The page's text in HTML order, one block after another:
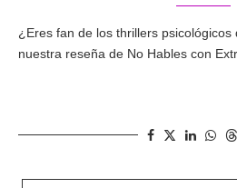
¿Eres fan de los thrillers psicológicos
nuestra reseña de No Hables con